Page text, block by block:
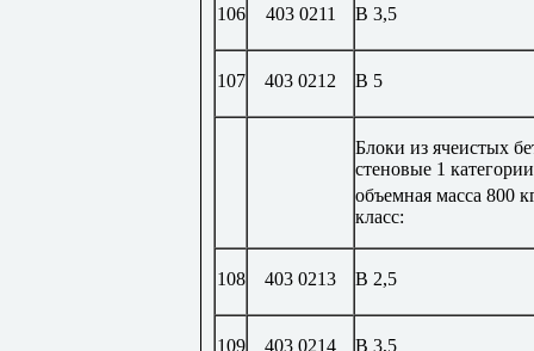
106 403 0211 В 3,5
107 403 0212 В 5
Блоки из ячеистых
стеновые 1
объемная масса 800
класс:
108 403 0213 В 2,5
109 403 0214 В 3,5